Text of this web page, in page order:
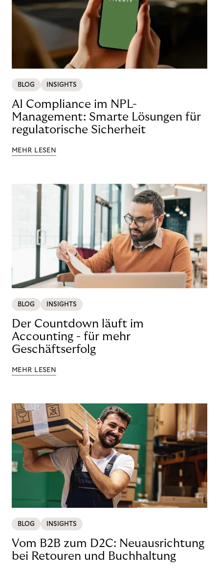
BLOG INSIGHTS
AI Compliance im NPL-
Management: Smarte Lösungen für
regulatorische Sicherheit
MEHR LESEN
BLOG INSIGHTS
Der Countdown läuft im
Accounting - für mehr
Geschäftserfolg
MEHR LESEN
BLOG INSIGHTS
Vom B2B zum D2C: Neuausrichtung
bei Retouren und Buchhaltung